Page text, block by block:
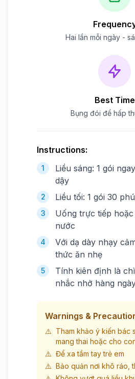
Hai lần mỗi ngày -
Best Time
Bụng đói để hấp
Instructions:
1
Liều sáng: 1 gói
dậy
2 Liều tối: 1 gói 30
3
Uống trực tiếp
nước
4
Với dạ dày nhạy
thức ăn nhẹ
5
Tính kiên định là
nhắc nhở hàng
Warnings &
⚠️ Tham khảo ý kiến bác
mang thai hoặc cho
⚠️ Để xa tầm tay trẻ em
⚠️ Bảo quản nơi khô ráo,